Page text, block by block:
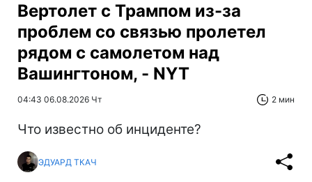
Вертолет с Трампом из-за
проблем со связью пролетел
рядом с самолетом над
Вашингтоном, - NYT
04:43 06.08.2026 Чт 2 мин
Что известно об инциденте?
ЭДУАРД ТКАЧ